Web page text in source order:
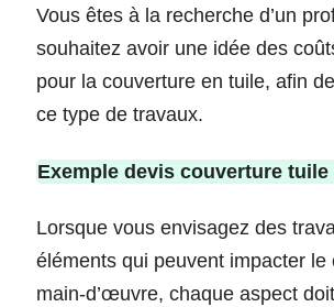
Vous êtes à la recherche d’un
souhaitez avoir une idée des
pour la couverture en tuile, afin
ce type de travaux.
Exemple devis couverture
Lorsque vous envisagez des
éléments qui peuvent impacter
main-d’œuvre, chaque aspect